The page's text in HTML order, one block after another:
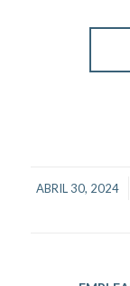
ABRIL 30, 2024
/